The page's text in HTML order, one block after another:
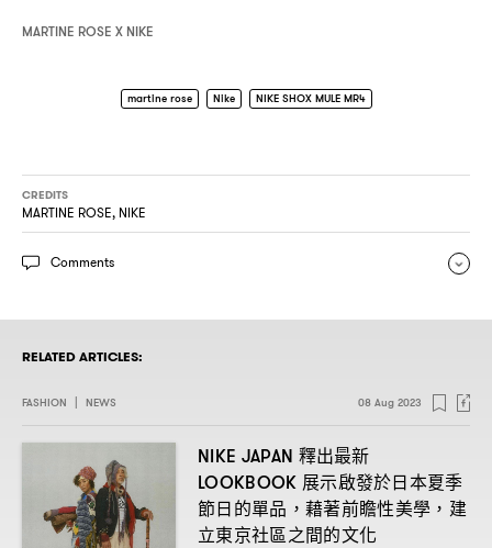
MARTINE ROSE X NIKE
martine rose Nike NIKE SHOX MULE MR4
CREDITS
MARTINE ROSE, NIKE
Comments
RELATED ARTICLES:
FASHION NEWS 08 Aug 2023
NIKE JAPAN 釋出最新
LOOKBOOK 展示啟發於日本夏季
節日的單品 ， 藉著前瞻性美學 ， 建
立東京社區之間的文化